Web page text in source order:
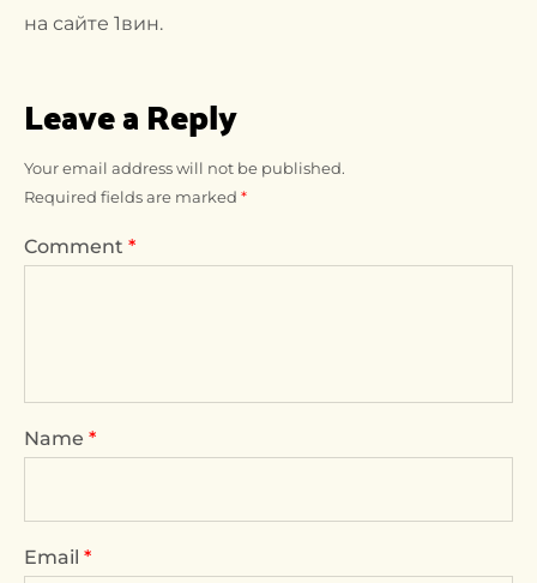
на сайте 1вин.
Leave a Reply
Your email address will not be published.
Required fields are marked *
Comment *
Name *
Email *